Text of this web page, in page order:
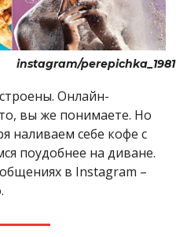
instagram/perepichka_1981
Онлайн-
вы же понимаете. Но
наливаем себе кофе с
поудобнее на диване.
в Instagram –